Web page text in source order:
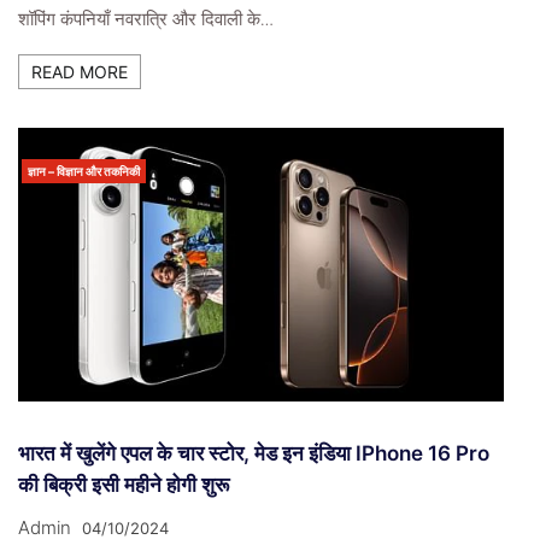
शॉपिंग कंपनियाँ नवरात्रि और दिवाली के…
READ MORE
ज्ञान – विज्ञान और तकनिकी
भारत में खुलेंगे एपल के चार स्टोर, मेड इन इंडिया IPhone 16 Pro
की बिक्री इसी महीने होगी शुरू
Admin 04/10/2024